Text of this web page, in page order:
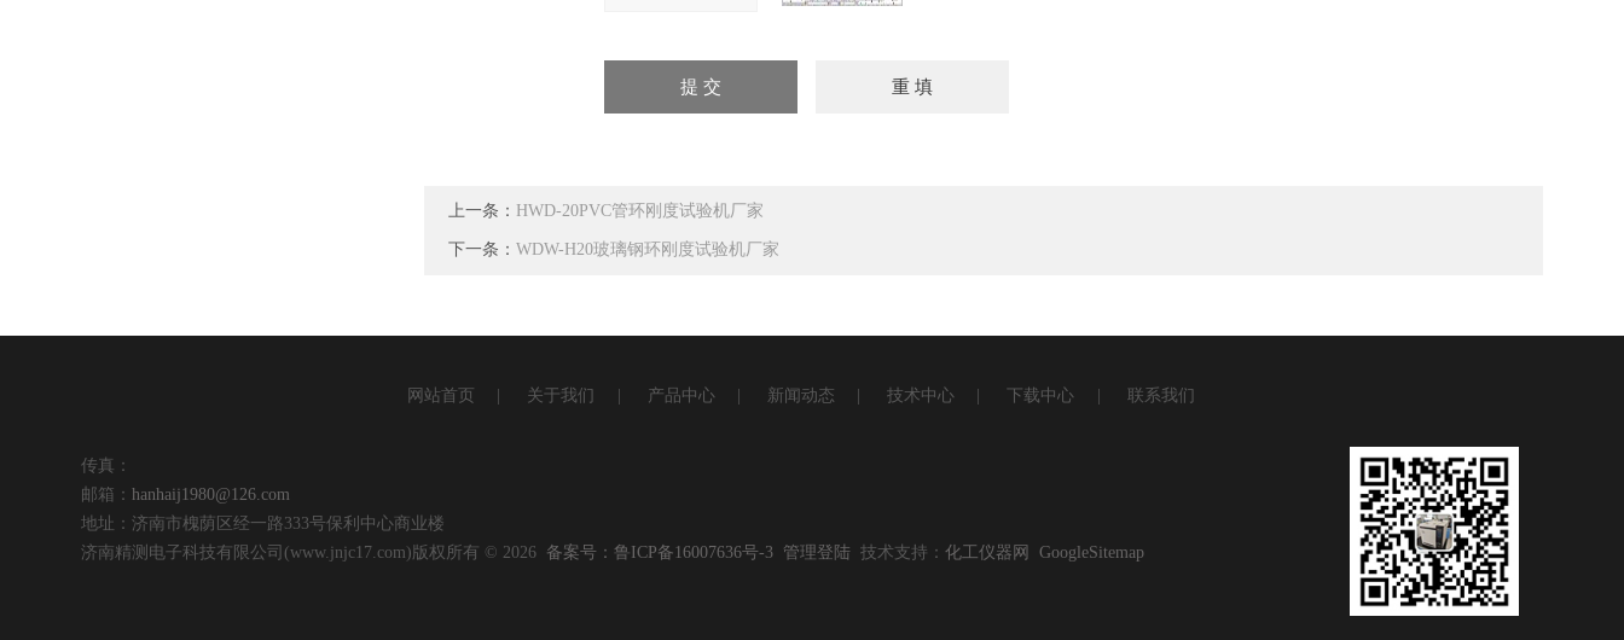
上一条： HWD-20PVC管环刚度试验机厂家
下一条：WDW-H20玻璃钢环刚度试验机厂家
网站首页 关于我们 产品中心 新闻动态 技术中心 下载中心 联系我们
传真：
邮箱：hanhaij1980@126.com
地址：济南市槐荫区经一路333号保利中心商业楼
济南精测电子科技有限公司(www.jnjc17.com)版权所有 © 2026 备案号：鲁ICP备16007636号-3 管理登陆 技术支持：化工仪器网 GoogleSitemap